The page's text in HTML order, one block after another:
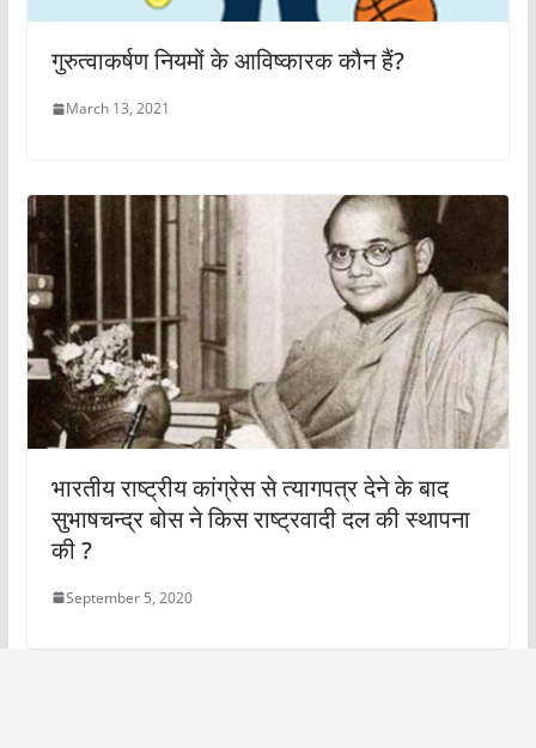
गुरुत्वाकर्षण नियमों के आविष्कारक कौन हैं?
March 13, 2021
भारतीय राष्ट्रीय कांग्रेस से त्यागपत्र देने के बाद
सुभाषचन्द्र बोस ने किस राष्ट्रवादी दल की स्थापना
की ?
September 5, 2020